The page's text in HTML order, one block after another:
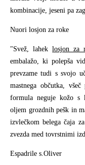
kombinacije, jeseni pa
Nuori losjon za roke
"Svež, laheklosjon za
embalažo, ki polepša
prevzame tudi s svojo
mastnega občutka,
formula neguje kožo s
oljem grozdnih pešk in
izvlečkom belega čaja
zvezda med tovrstnimi
Espadrile s.Oliver